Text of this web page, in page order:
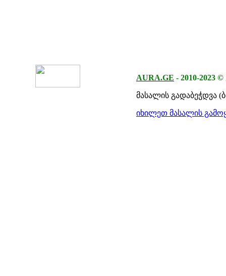
AURA.GE - 2010-2023 ©
მასალის გადაბეჭდვა
იხილეთ მასალის